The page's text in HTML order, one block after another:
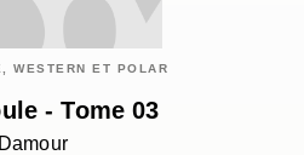
WESTERN ET POLAR
- Tome 03
Damour